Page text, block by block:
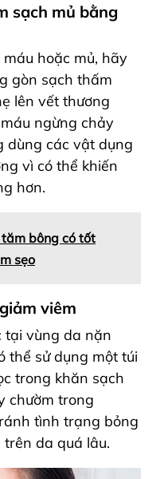
sạch mủ bằng
hoặc mủ, hãy
gòn sạch thấm
lên vết thương
ngừng chảy
dùng các vật dụng
vì có thể khiến
hơn.
bông có tốt
sẹo
viêm
tại vùng da nặn
thể sử dụng một túi
trong khăn sạch
chườm trong
tình trạng bỏng
da quá lâu.